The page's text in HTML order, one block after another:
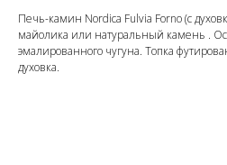
Печь-камин Nordica Fulvia Forno (с
майолика или натуральный камень .
эмалированного чугуна. Топка
духовка.